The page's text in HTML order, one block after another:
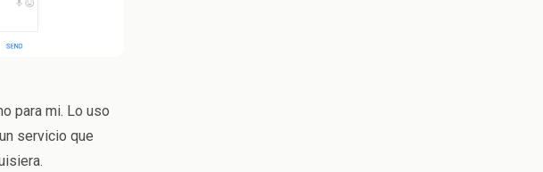
para mi. Lo uso
servicio que